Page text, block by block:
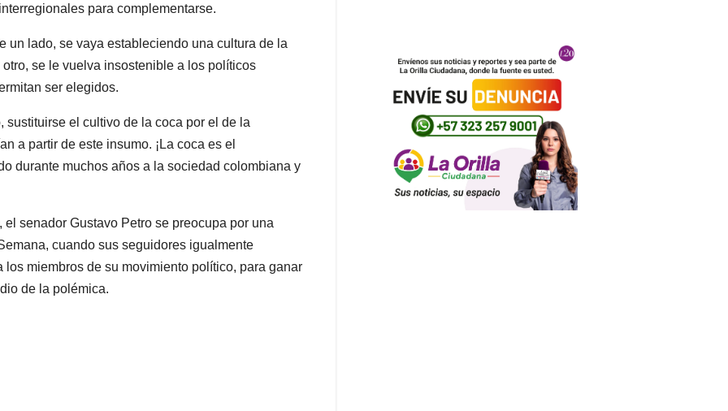
para complementarse.
un lado, se vaya estableciendo una cultura de la
se le vuelva insostenible a los políticos
ser elegidos.
el cultivo de la coca por el de la
a partir de este insumo. ¡La coca es el
durante muchos años a la sociedad colombiana y
senador Gustavo Petro se preocupa por una
cuando sus seguidores igualmente
miembros de su movimiento político, para ganar
de la polémica.